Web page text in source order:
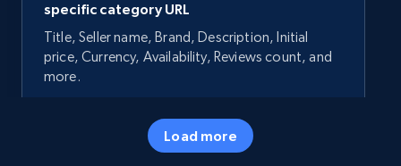
specific category URL
Title, Seller name, Brand, Description, Initial
price, Currency, Availability, Reviews count, and
more.
5.7K+ Commencer
Load more